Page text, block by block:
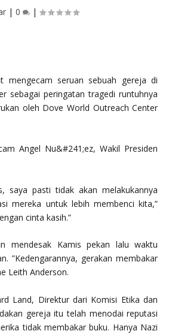
|0 |
mengecam seruan sebuah gereja di
sebagai peringatan tragedi runtuhnya
oleh Dove World Outreach Center
Angel Nu&#241;ez, Wakil Presiden
saya pasti tidak akan melakukannya
mereka untuk lebih membenci kita,”
cinta kasih.”
mendesak Kamis pekan lalu waktu
”Kedengarannya, gerakan membakar
Leith Anderson.
Land, Direktur dari Komisi Etika dan
gereja itu telah menodai reputasi
tidak membakar buku. Hanya Nazi